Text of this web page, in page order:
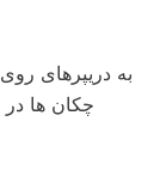
به دریپرهای روی